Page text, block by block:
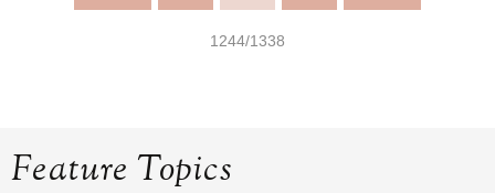
1244/1338
Feature Topics